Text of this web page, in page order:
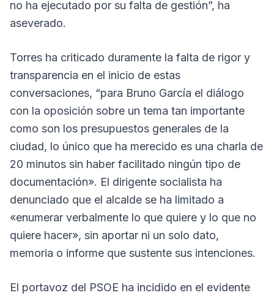
no ha ejecutado por su falta de gestión”, ha
aseverado.
Torres ha criticado duramente la falta de rigor y
transparencia en el inicio de estas
conversaciones, “para Bruno García el diálogo
con la oposición sobre un tema tan importante
como son los presupuestos generales de la
ciudad, lo único que ha merecido es una charla de
20 minutos sin haber facilitado ningún tipo de
documentación». El dirigente socialista ha
denunciado que el alcalde se ha limitado a
«enumerar verbalmente lo que quiere y lo que no
quiere hacer», sin aportar ni un solo dato,
memoria o informe que sustente sus intenciones.
El portavoz del PSOE ha incidido en el evidente